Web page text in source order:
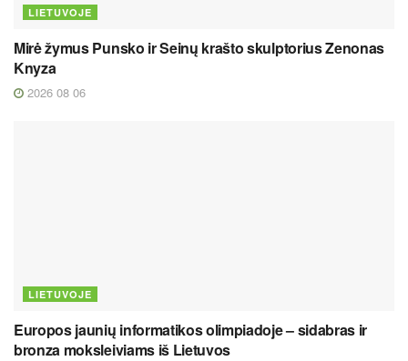
LIETUVOJE
Mirė žymus Punsko ir Seinų krašto skulptorius Zenonas
Knyza
2026 08 06
LIETUVOJE
Europos jaunių informatikos olimpiadoje – sidabras ir
bronza moksleiviams iš Lietuvos